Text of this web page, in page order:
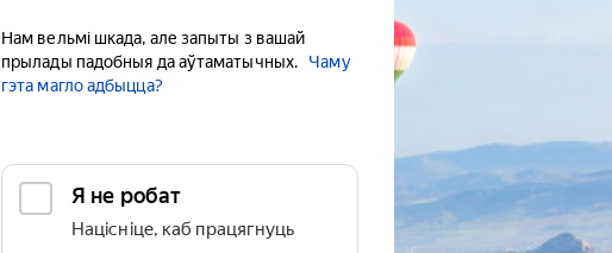
Нам вельмі шкада, але запыты з вашай
прылады падобныя да аўтаматычных.
Чаму
гэта магло адбыцца?
Я не робат
Націсніце, каб працягнуць